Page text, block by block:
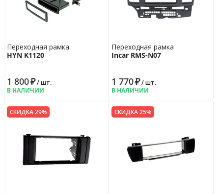
Переходная рамка
HYN K1120
1 800₽/ шт.
В НАЛИЧИИ
Переходная рамка
Incar RMS-N07
1 770₽/ шт.
В НАЛИЧИИ
СКИДКА 29% СКИДКА 25%